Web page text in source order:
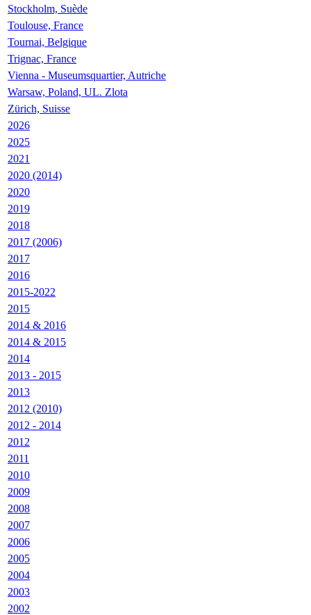
Stockholm, Suède
Toulouse, France
Tournai, Belgique
Trignac, France
Vienna - Museumsquartier, Autriche
Warsaw, Poland, UL. Zlota
Zürich, Suisse
2026
2025
2021
2020 (2014)
2020
2019
2018
2017 (2006)
2017
2016
2015-2022
2015
2014 & 2016
2014 & 2015
2014
2013 - 2015
2013
2012 (2010)
2012 - 2014
2012
2011
2010
2009
2008
2007
2006
2005
2004
2003
2002